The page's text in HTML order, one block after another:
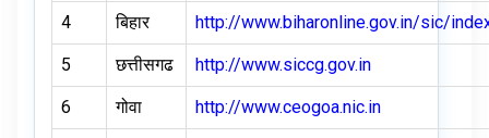
4 बिहार http://www.biharonline.gov.in/sic/
5 छत्तीसगढ http://www.siccg.gov.in
6 गोवा http://www.ceogoa.nic.in